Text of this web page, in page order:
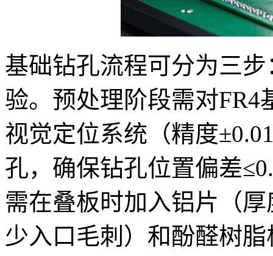
基础钻孔流程可分为三
验。预处理阶段需对FR4
视觉定位系统（精度
孔，确保钻孔位置偏差
需在叠板时加入铝片（
少入口毛刺）和酚醛树